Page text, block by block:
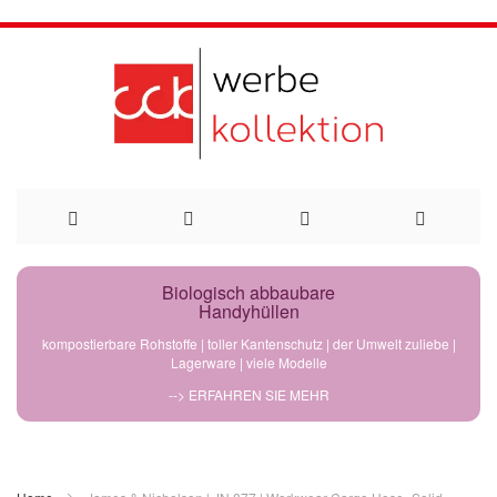
Direkt
Biologisch abbaubare
Handyhüllen
kompostierbare Rohstoffe | toller Kantenschutz | der Umwelt zuliebe |
Lagerware | viele Modelle
--> ERFAHREN SIE MEHR